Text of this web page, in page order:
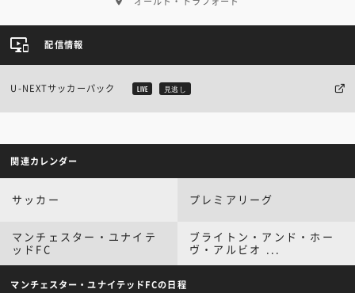
配信情報
U-NEXTサッカーパック LIVE 見逃し
関連カレンダー
サッカー プレミアリーグ
マンチェスター・ユナイテ
ッドFC
ブライトン・アンド・ホー
ヴ・アルビオ ...
マンチェスター・ユナイテッドFCの日程